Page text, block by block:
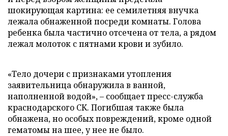
шокирующая картина: ее семилетняя внучка
лежала обнаженной посреди комнаты. Голова
ребенка была частично отсечена от тела, а рядом
лежал молоток с пятнами крови и зубило.
«Тело дочери с признаками утопления
заявительница обнаружила в ванной,
наполненной водой», – сообщает пресс-служба
краснодарского СК. Погибшая также была
обнажена, но особых повреждений, кроме одной
гематомы на шее, у нее не было.